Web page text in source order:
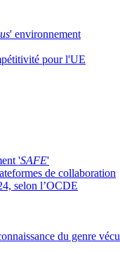
' environnement
pour l'UE
'SAFE'
de collaboration
selon l’OCDE
du genre vécu